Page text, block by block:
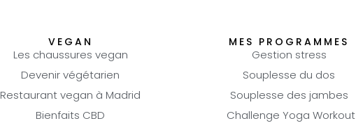
VEGAN
Les chaussures vegan
Devenir végétarien
Restaurant vegan à Madrid
Bienfaits CBD
MES PROGRAMMES
Gestion stress
Souplesse du dos
Souplesse des jambes
Challenge Yoga Workout